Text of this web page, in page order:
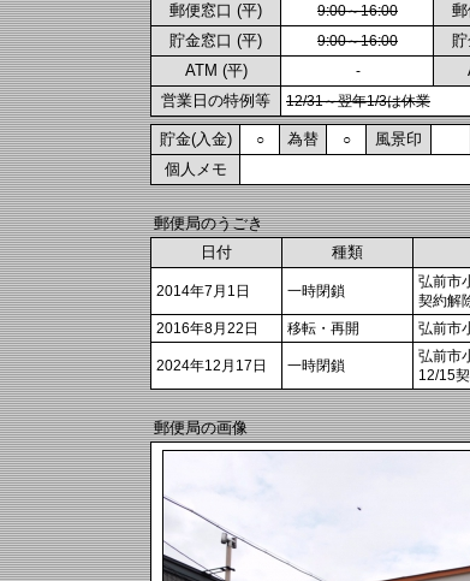
郵便窓口 (平) 9:00～16:00
貯金窓口 (平) 9:00～16:00
ATM (平) -
営業日の特例等 12/31～翌年1/3は休業
貯金(入金) ○ 為替 ○ 風景印
個人メモ
郵便局のうごき
日付
種類
2014年7月1日 一時閉鎖
弘前市
契約解
2016年8月22日
移転・再開 弘前市
2024年12月17日 一時閉鎖
弘前市
12/15
郵便局の画像